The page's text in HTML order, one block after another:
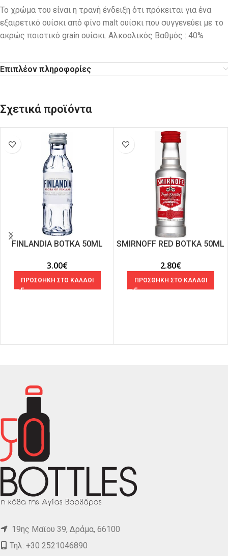
Το χρώμα του είναι η τρανή ένδειξη ότι πρόκειται για ένα
εξαιρετικό ουίσκι από φίνο malt ουίσκι που συγγενεύει με το
ακρώς ποιοτικό grain ουίσκι. Αλκοολικός Βαθμός : 40%
Επιπλέον πληροφορίες
Σχετικά προϊόντα
FINLANDIA ΒΟΤΚΑ 50ML
3.00€
ΠΡΟΣΘΗΚΗ ΣΤΟ ΚΑΛΑΘΙ
SMIRNOFF RED ΒΟΤΚΑ 50ML
2.80€
ΠΡΟΣΘΗΚΗ ΣΤΟ ΚΑΛΑΘΙ
19ης Μαϊου 39, Δράμα, 66100
Τηλ: +30 2521046890